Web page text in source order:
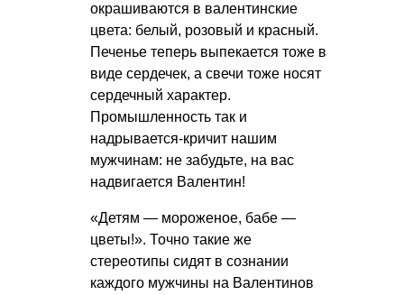
окрашиваются в валентинские
цвета: белый, розовый и красный.
Печенье теперь выпекается тоже в
виде сердечек, а свечи тоже носят
сердечный характер.
Промышленность так и
надрывается-кричит нашим
мужчинам: не забудьте, на вас
надвигается Валентин!
«Детям — мороженое, бабе —
цветы!». Точно такие же
стереотипы сидят в сознании
каждого мужчины на Валентинов